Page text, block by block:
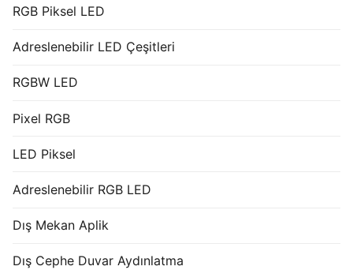
RGB Piksel LED
Adreslenebilir LED Çeşitleri
RGBW LED
Pixel RGB
LED Piksel
Adreslenebilir RGB LED
Dış Mekan Aplik
Dış Cephe Duvar Aydınlatma